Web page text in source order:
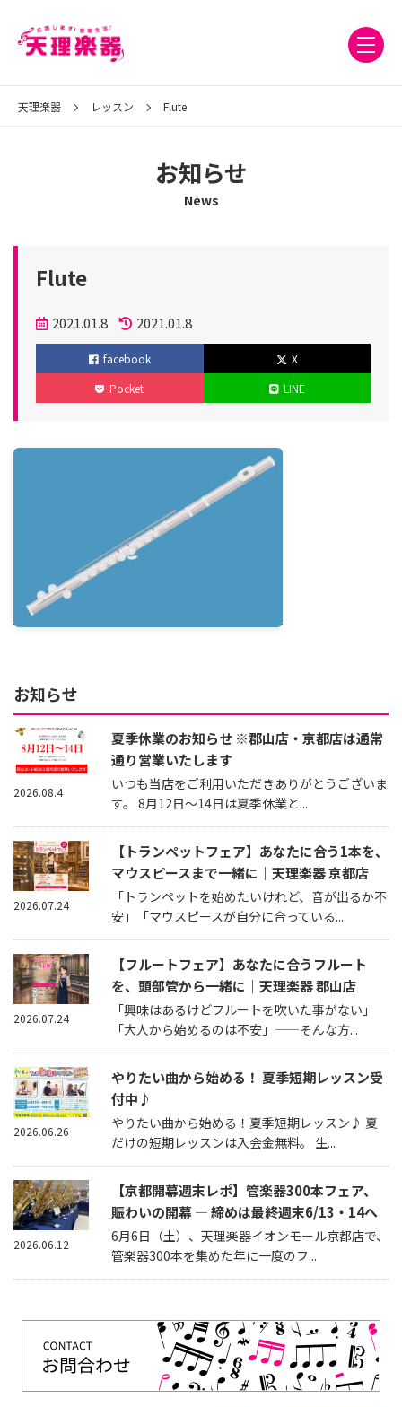
天理楽器 レッスン Flute
お知らせ
News
Flute
投
稿
日
2021.01.8
更
新
2021.01.8
facebook
X
Pocket
LINE
お知らせ
夏季休業のお知らせ ※郡山店・京都店は通常
通り営業いたします
いつも当店をご利用いただきありがとうございま
す。 8月12日～14日は夏季休業と...
2026.08.4
【トランペットフェア】あなたに合う1本を、
マウスピースまで一緒に｜天理楽器 京都店
「トランペットを始めたいけれど、音が出るか不
安」「マウスピースが自分に合っている...
2026.07.24
【フルートフェア】あなたに合うフルート
を、頭部管から一緒に｜天理楽器 郡山店
「興味はあるけどフルートを吹いた事がない」
「大人から始めるのは不安」——そんな方...
2026.07.24
やりたい曲から始める！ 夏季短期レッスン受
付中♪
やりたい曲から始める！夏季短期レッスン♪ 夏
だけの短期レッスンは入会金無料。 生...
2026.06.26
【京都開幕週末レポ】管楽器300本フェア、
賑わいの開幕 — 締めは最終週末6/13・14へ
6月6日（土）、天理楽器イオンモール京都店で、
管楽器300本を集めた年に一度のフ...
2026.06.12